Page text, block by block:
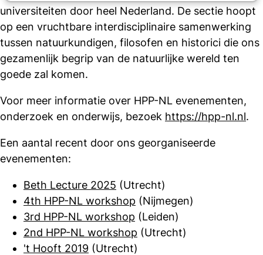
universiteiten door heel Nederland. De sectie hoopt
op een vruchtbare interdisciplinaire samenwerking
tussen natuurkundigen, filosofen en historici die ons
gezamenlijk begrip van de natuurlijke wereld ten
goede zal komen.
Voor meer informatie over HPP-NL evenementen,
onderzoek en onderwijs, bezoek https://hpp-nl.nl.
Een aantal recent door ons georganiseerde
evenementen:
Beth Lecture 2025 (Utrecht)
4th HPP-NL workshop (Nijmegen)
3rd HPP-NL workshop (Leiden)
2nd HPP-NL workshop (Utrecht)
't Hooft 2019 (Utrecht)